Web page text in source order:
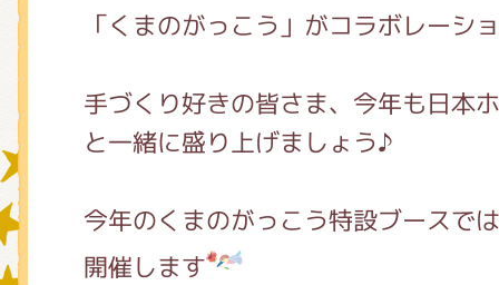
「くまのがっこう」がコラボレーシ
手づくり好きの皆さま、今年も日本
と一緒に盛り上げましょう♪
今年のくまのがっこう特設ブースで
開催します
グッズインフォメーション
ミュージカル・コンサート
おたのしみコンテンツ(クイズ・